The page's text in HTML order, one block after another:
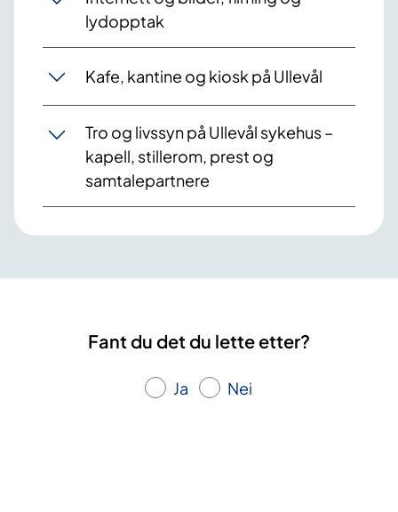
lydopptak
Kafe, kantine og kiosk på Ullevål
Tro og livssyn på Ullevål sykehus –
kapell, stillerom, prest og
samtalepartnere
Fant du det du lette etter?
Ja Nei